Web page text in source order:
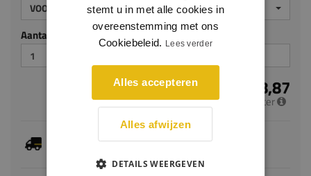
VOORGELAKT RAL9010
Aantal stuks
€ 8,87
per meter
Dit artikel is voorradig, de verwachte levertijd
stemt u in met alle cookies in
overeenstemming met ons
Cookiebeleid. Lees verder
Alles accepteren
Alles afwijzen
DETAILS WEERGEVEN